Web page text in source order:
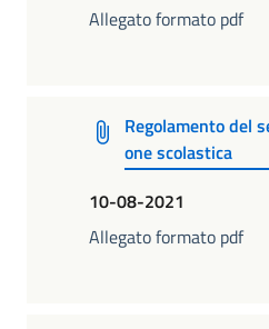
Allegato formato pdf
Regolamento del
one scolastica
10-08-2021
Allegato formato pdf